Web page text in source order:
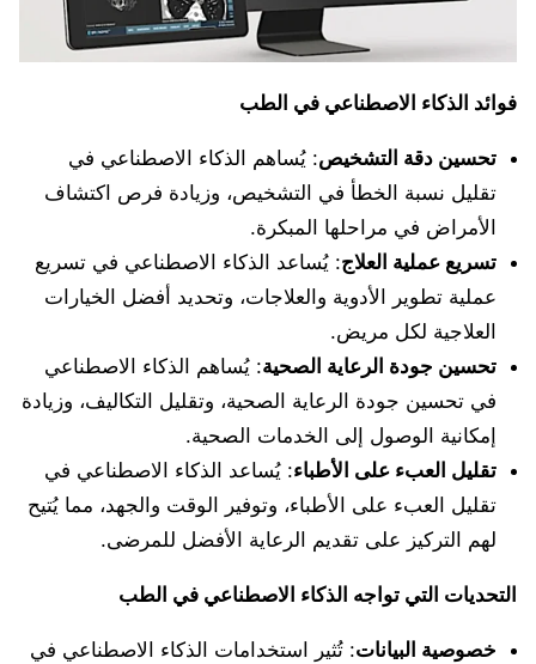
فوائد الذكاء الاصطناعي في الطب
تحسين دقة التشخيص: يُساهم الذكاء الاصطناعي في
تقليل نسبة الخطأ في التشخيص، وزيادة فرص اكتشاف
الأمراض في مراحلها المبكرة.
تسريع عملية العلاج: يُساعد الذكاء الاصطناعي في تسريع
عملية تطوير الأدوية والعلاجات، وتحديد أفضل الخيارات
العلاجية لكل مريض.
تحسين جودة الرعاية الصحية: يُساهم الذكاء الاصطناعي
في تحسين جودة الرعاية الصحية، وتقليل التكاليف، وزيادة
إمكانية الوصول إلى الخدمات الصحية.
تقليل العبء على الأطباء: يُساعد الذكاء الاصطناعي في
تقليل العبء على الأطباء، وتوفير الوقت والجهد، مما يُتيح
لهم التركيز على تقديم الرعاية الأفضل للمرضى.
التحديات التي تواجه الذكاء الاصطناعي في الطب
خصوصية البيانات: تُثير استخدامات الذكاء الاصطناعي في